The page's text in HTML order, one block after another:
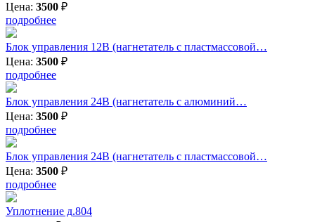
Цена: 3500 ₽
подробнее
Блок управления 12В (нагнетатель с пластмассовой…
Цена: 3500 ₽
подробнее
Блок управления 24В (нагнетатель с алюминий…
Цена: 3500 ₽
подробнее
Блок управления 24В (нагнетатель с пластмассовой…
Цена: 3500 ₽
подробнее
Уплотнение д.804